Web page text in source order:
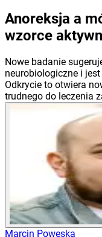
Anoreksja a
wzorce
Nowe badanie
neurobiologiczne i
Odkrycie to otwiera
trudnego do leczenia
Marcin Powęska